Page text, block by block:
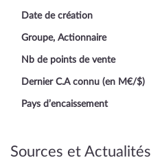
Date de création
Groupe, Actionnaire
Nb de points de vente
Dernier C.A connu (en M€/$)
Pays d’encaissement
Sources et Actualités